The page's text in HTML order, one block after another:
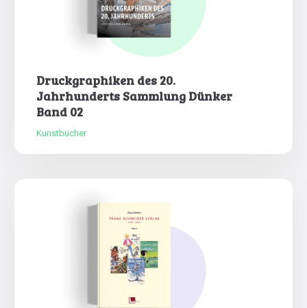
Druckgraphiken des 20.
Jahrhunderts Sammlung Dünker
Band 02
Kunstbücher